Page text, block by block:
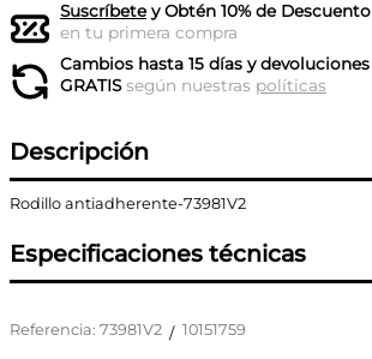
Suscríbetey Obtén 10% de Descuento
en tu primera compra
Cambios hasta 15 días y devoluciones
GRATISsegún nuestras políticas
Descripción
Rodillo antiadherente-73981V2
Especificaciones técnicas
Referencia: 73981V2 / 10151759